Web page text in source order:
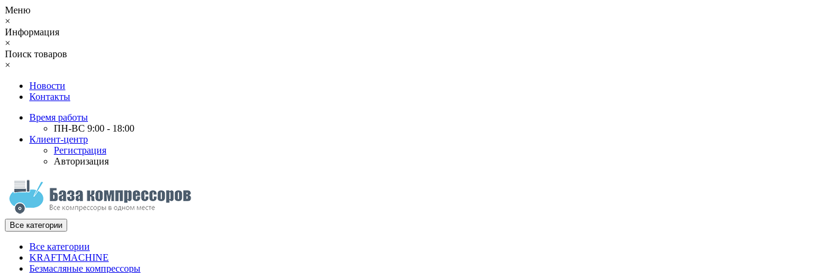
Меню
×
Информация
×
Поиск товаров
×
Новости
Контакты
Время работы
ПН-ВС 9:00 - 18:00
Клиент-центр
Регистрация
Авторизация
Все категории
Все категории
KRAFTMACHINE
Безмасляные компрессоры